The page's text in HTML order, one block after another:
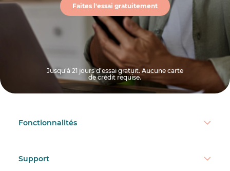
Faites l'essai gratuitement
Jusqu'à 21 jours d’essai gratuit. Aucune carte
de crédit requise.
Fonctionnalités
Support